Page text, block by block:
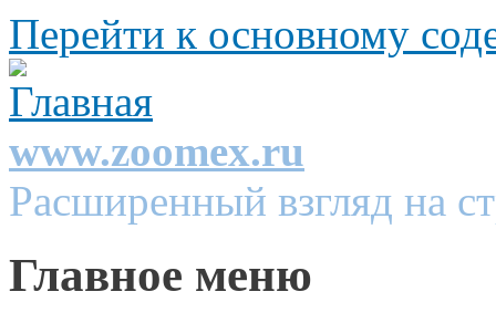
Перейти к основному
www.zoomex.ru
Расширенный взгляд на
Главное меню